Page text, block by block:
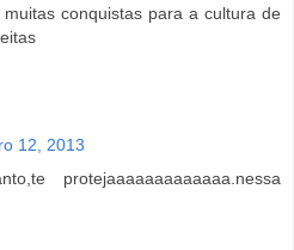
conquistas para a cultura de
12, 2013
protejaaaaaaaaaaaaa.nessa